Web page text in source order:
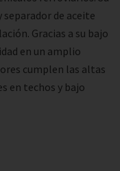
de aceite
Gracias a su bajo
en un amplio
cumplen las altas
en techos y bajo